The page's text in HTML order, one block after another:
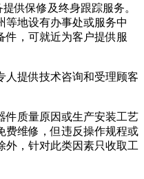
供保修及终身跟踪服务。
等地设有办事处或服务中
件，可就近为客户提供服
人提供技术咨询和受理顾客
件质量原因或生产安装工艺
费维修，但违反操作规程或
外，针对此类因素只收取工